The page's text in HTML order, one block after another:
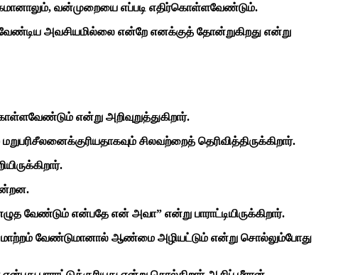
வன்முறையை எப்படி எதிர்கொள்ளவேண்டும்.
அவசியமில்லை என்றே எனக்குத் தோன்றுகிறது என்று
என்று அறிவுறுத்துகிறார்.
சிலவற்றைத் தெரிவித்திருக்கிறார்.
வேண்டும் என்பதே என் அவா” என்று பாராட்டியிருக்கிறார்.
மாற்றம் வேண்டுமானால் ஆண்மை அழியட்டும் என்று சொல்லும்போது